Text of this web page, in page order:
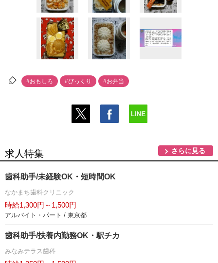
#おもしろ #びっくり #お弁当
求人特集 さらに見る
歯科助手/未経験OK・短時間OK
なかまち歯科クリニック
時給1,300円～1,500円
アルバイト・パート / 東京都
歯科助手/扶養内勤務OK・駅チカ
みなみテラス歯科